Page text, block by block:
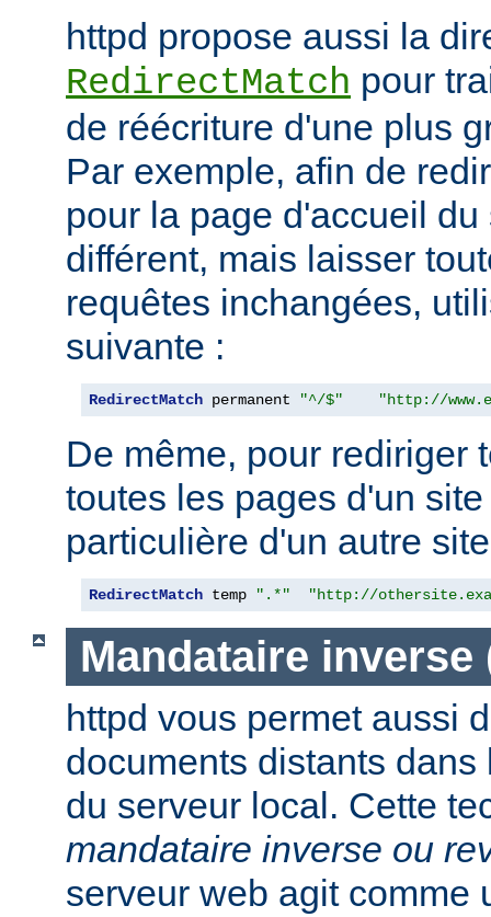
httpd propose aussi la
RedirectMatch pour
de réécriture d'une plus
Par exemple, afin de
pour la page d'accueil
différent, mais laisser
requêtes inchangées,
suivante :
RedirectMatch permanent "^/$" "http://
De même, pour rediriger
toutes les pages d'un
particulière d'un autre
RedirectMatch temp ".*" "http://
Mandataire inverse
httpd vous permet aussi
documents distants
du serveur local. Cette
mandataire inverse ou
serveur web agit comme